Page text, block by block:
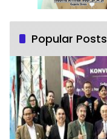
Popular Posts